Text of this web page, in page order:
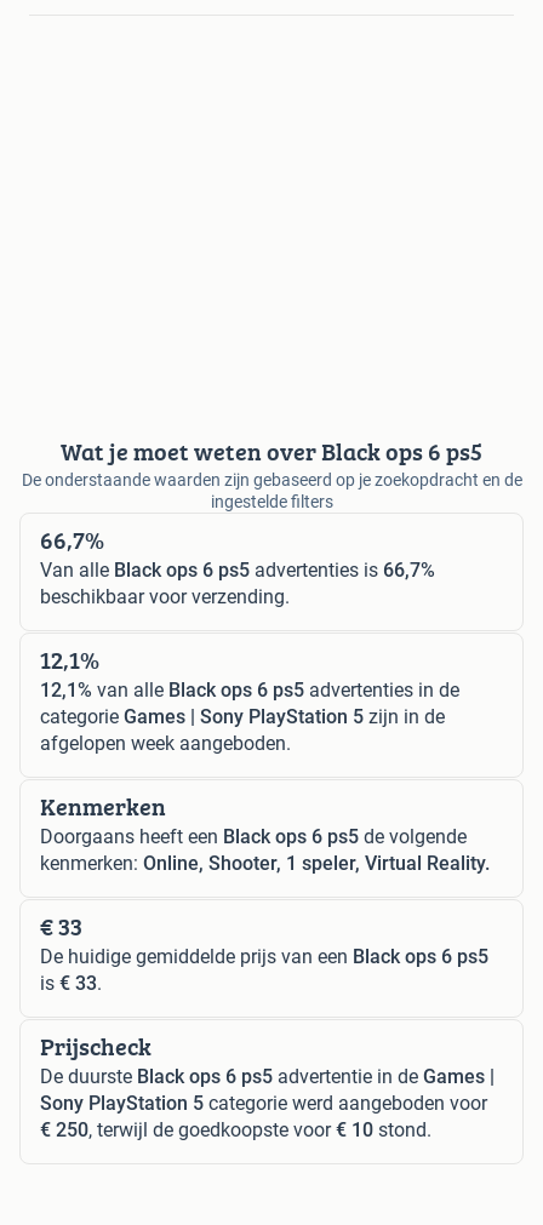
Wat je moet weten over Black ops 6 ps5
De onderstaande waarden zijn gebaseerd op je zoekopdracht en de
ingestelde filters
66,7%
Van alle Black ops 6 ps5 advertenties is 66,7%
beschikbaar voor verzending.
12,1%
12,1% van alle Black ops 6 ps5 advertenties in de
categorie Games | Sony PlayStation 5 zijn in de
afgelopen week aangeboden.
Kenmerken
Doorgaans heeft een Black ops 6 ps5 de volgende
kenmerken: Online, Shooter, 1 speler, Virtual Reality.
€ 33
De huidige gemiddelde prijs van een Black ops 6 ps5
is € 33.
Prijscheck
De duurste Black ops 6 ps5 advertentie in de Games |
Sony PlayStation 5 categorie werd aangeboden voor
€ 250, terwijl de goedkoopste voor€ 10 stond.